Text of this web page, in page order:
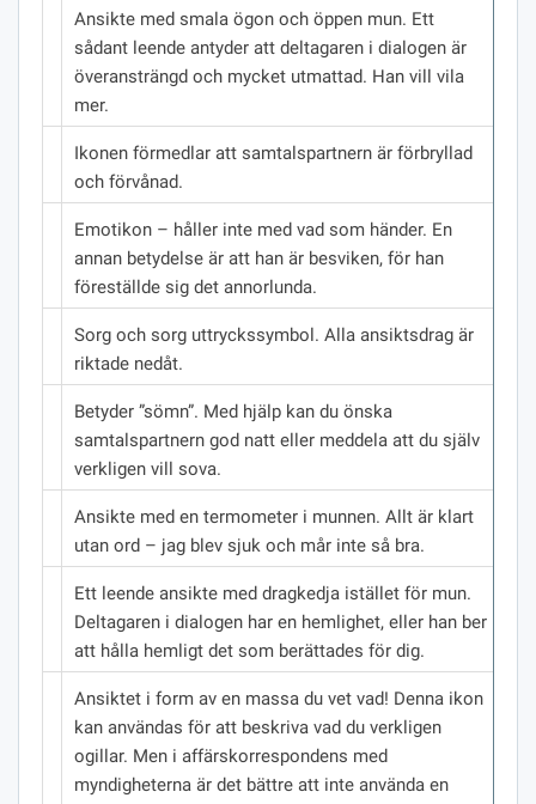
Ansikte med smala ögon och öppen mun. Ett
sådant leende antyder att deltagaren i dialogen är
överansträngd och mycket utmattad. Han vill vila
mer.
Ikonen förmedlar att samtalspartnern är förbryllad
och förvånad.
Emotikon – håller inte med vad som händer. En
annan betydelse är att han är besviken, för han
föreställde sig det annorlunda.
Sorg och sorg uttryckssymbol. Alla ansiktsdrag är
riktade nedåt.
Betyder ”sömn”. Med hjälp kan du önska
samtalspartnern god natt eller meddela att du själv
verkligen vill sova.
Ansikte med en termometer i munnen. Allt är klart
utan ord – jag blev sjuk och mår inte så bra.
Ett leende ansikte med dragkedja istället för mun.
Deltagaren i dialogen har en hemlighet, eller han ber
att hålla hemligt det som berättades för dig.
Ansiktet i form av en massa du vet vad! Denna ikon
kan användas för att beskriva vad du verkligen
ogillar. Men i affärskorrespondens med
myndigheterna är det bättre att inte använda en